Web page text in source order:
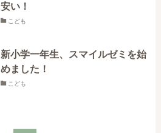
安い！
こども
新小学一年生、スマイルゼミを始
めました！
こども